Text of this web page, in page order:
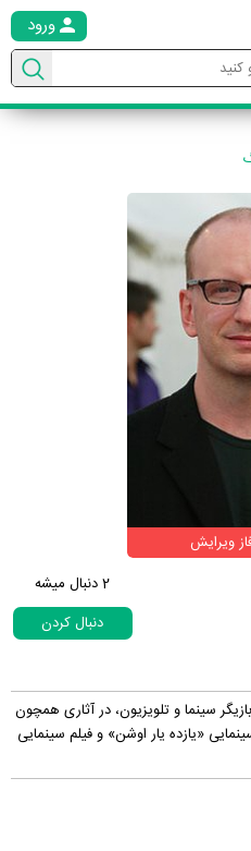
ورود
ویرایش
2دنبال میشه
دنبال کردن
سینما و تلویزیون، در آثاری همچون
«یازده یار اوشن» و فیلم سینمایی